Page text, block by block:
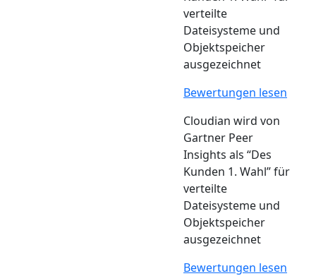
verteilte
Dateisysteme und
Objektspeicher
ausgezeichnet
Bewertungen lesen
Cloudian wird von
Gartner Peer
Insights als “Des
Kunden 1. Wahl” für
verteilte
Dateisysteme und
Objektspeicher
ausgezeichnet
Bewertungen lesen